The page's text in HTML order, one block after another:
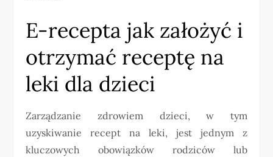
E-recepta jak założyć i
otrzymać receptę na
leki dla dzieci
Zarządzanie zdrowiem dzieci, w tym
uzyskiwanie recept na leki, jest jednym z
kluczowych obowiązków rodziców lub